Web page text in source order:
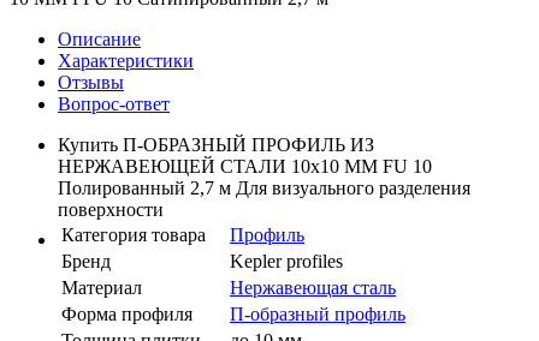
Описание
Характеристики
Отзывы
Вопрос-ответ
Купить П-ОБРАЗНЫЙ ПРОФИЛЬ ИЗ
НЕРЖАВЕЮЩЕЙ СТАЛИ 10x10 ММ FU 10
Полированный 2,7 м Для визуального разделения
поверхности
Категория товара
Профиль
Бренд
Kepler profiles
Материал
Нержавеющая сталь
Форма профиля
П-образный профиль